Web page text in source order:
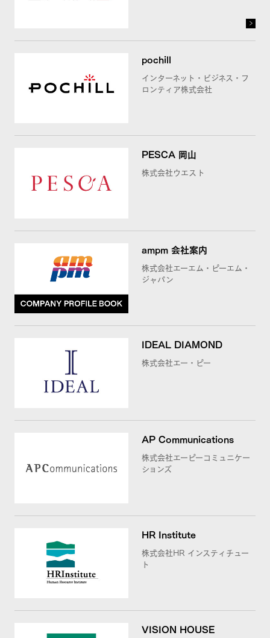
pochill
インターネット・ビジネス・フ
ロンティア株式会社
PESCA 岡山
株式会社ウエスト
ampm 会社案内
株式会社エーエム・ピーエム・
ジャパン
IDEAL DIAMOND
株式会社エー・ピー
AP Communications
株式会社エーピーコミュニケー
ションズ
HR Institute
株式会社HR インスティチュー
ト
VISION HOUSE